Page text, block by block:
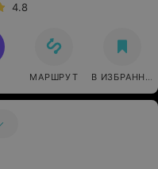
4.8
МАРШРУТ В ИЗБРАННОЕ